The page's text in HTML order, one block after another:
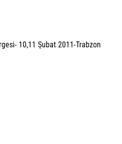
10,11 Şubat 2011-Trabzon